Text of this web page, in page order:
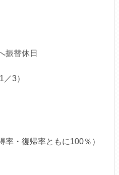
振替休日
3）
率・復帰率ともに100％）